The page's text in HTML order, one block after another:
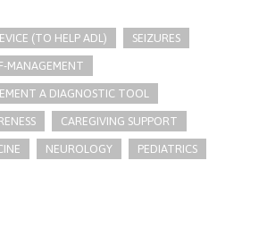
(TO HELP ADL) SEIZURES
MANAGEMENT
A DIAGNOSTIC TOOL
CAREGIVING SUPPORT
NEUROLOGY PEDIATRICS